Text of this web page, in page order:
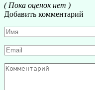
( Пока оценок нет )
Добавить комментарий
Имя
*
Email
*
Комментарий